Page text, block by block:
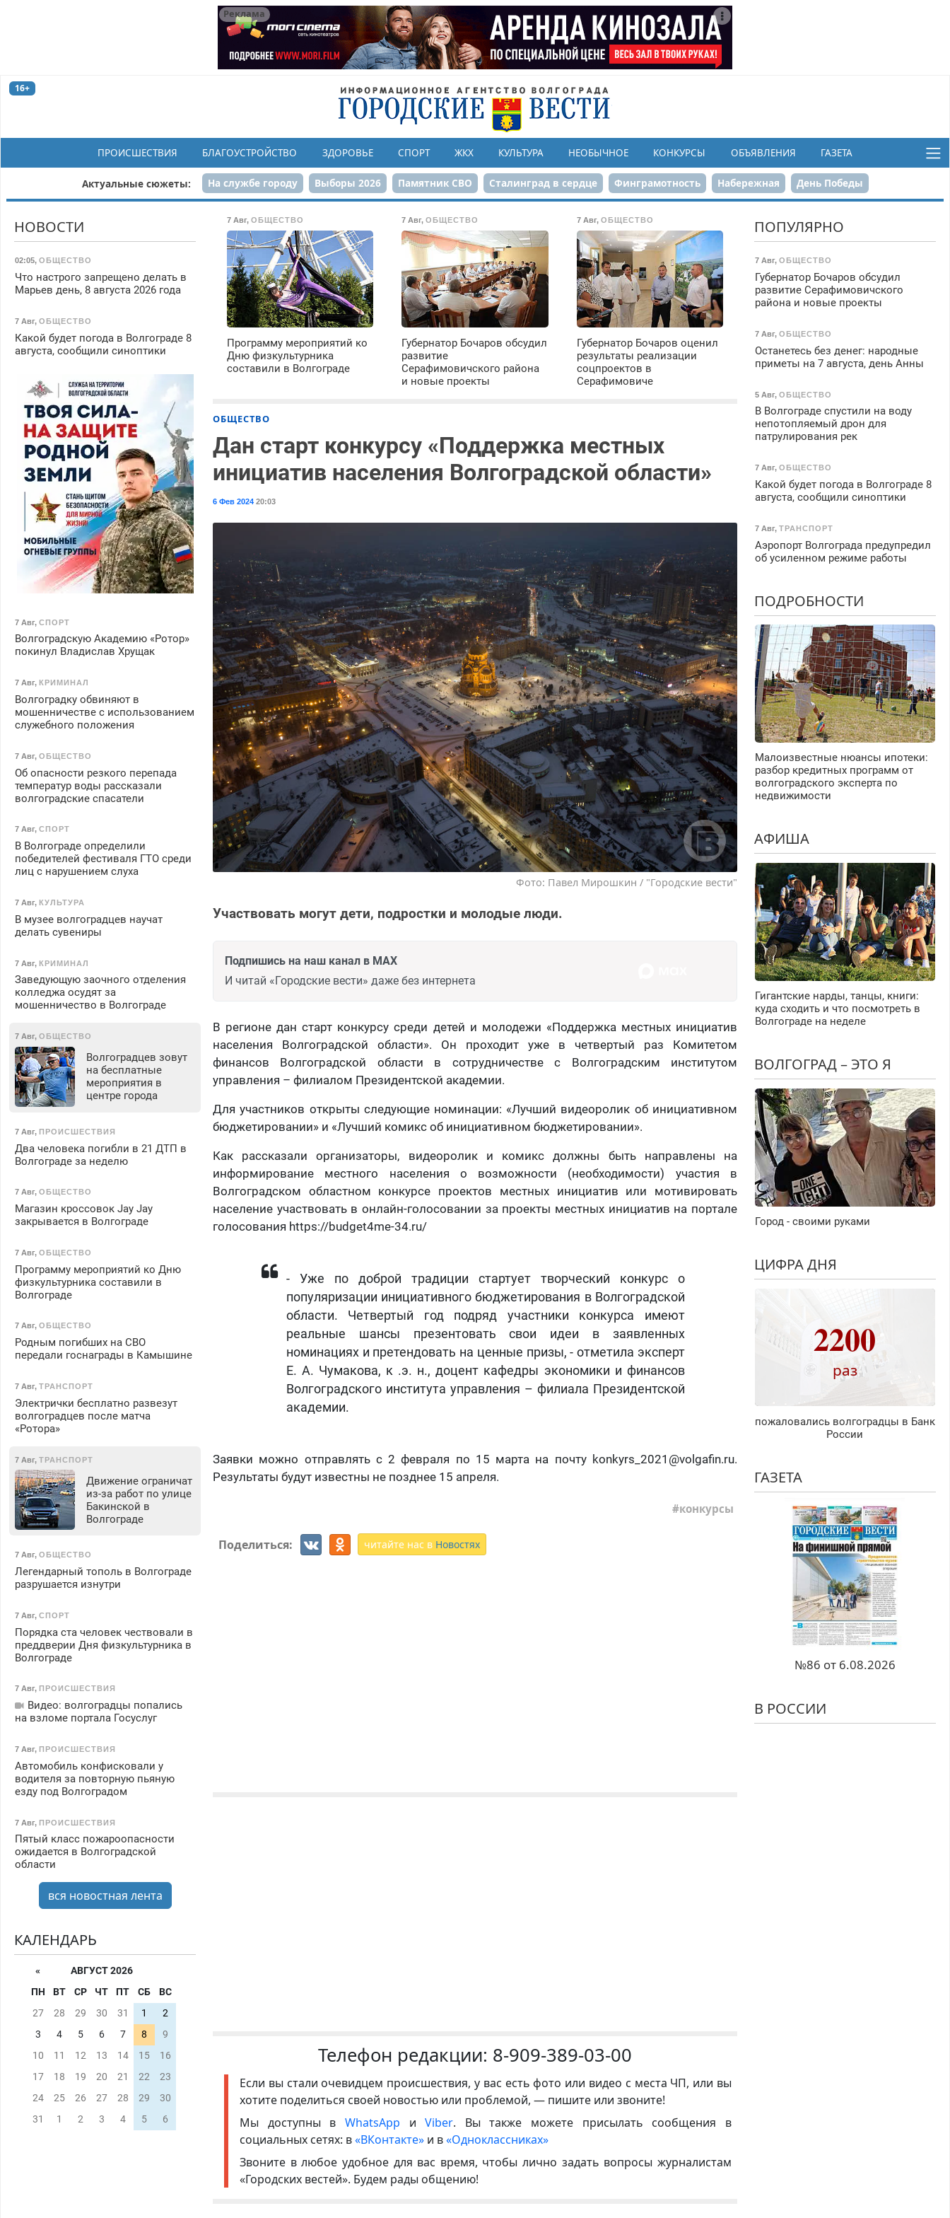
Реклама
16+
ПРОИСШЕСТВИЯ БЛАГОУСТРОЙСТВО ЗДОРОВЬЕ СПОРТ ЖКХ КУЛЬТУРА НЕОБЫЧНОЕ КОНКУРСЫ ОБЪЯВЛЕНИЯ ГАЗЕТА
Актуальные сюжеты: На службе городу Выборы 2026 Памятник СВО Сталинград в сердце Финграмотность Набережная День Победы
Реконструкция ЦПКиО 80-летие Победы Парк Героев-летчиков
7 Авг,ОБЩЕСТВО
Программу мероприятий ко
Дню физкультурника
составили в Волгограде
7 Авг,ОБЩЕСТВО
Губернатор Бочаров обсудил
развитие
Серафимовичского района
и новые проекты
7 Авг, ОБЩЕСТВО
Губернатор Бочаров оценил
результаты реализации
соцпроектов в
Серафимовиче
ОБЩЕСТВО
Дан старт конкурсу «Поддержка местных
инициатив населения Волгоградской области»
6 Фев 2024 20:03
Фото: Павел Мирошкин / "Городские вести"
Участвовать могут дети, подростки и молодые люди.
Подпишись на наш канал в MAX
И читай «Городские вести» даже без интернета
В регионе дан старт конкурсу среди детей и молодежи «Поддержка местных инициатив
населения Волгоградской области». Он проходит уже в четвертый раз Комитетом
финансов Волгоградской области в сотрудничестве с Волгоградским институтом
управления – филиалом Президентской академии.
Для участников открыты следующие номинации: «Лучший видеоролик об инициативном
бюджетировании» и «Лучший комикс об инициативном бюджетировании».
Как рассказали организаторы, видеоролик и комикс должны быть направлены на
информирование местного населения о возможности (необходимости) участия в
Волгоградском областном конкурсе проектов местных инициатив или мотивировать
население участвовать в онлайн-голосовании за проекты местных инициатив на портале
голосования https://budget4me-34.ru/
- Уже по доброй традиции стартует творческий конкурс о
популяризации инициативного бюджетирования в Волгоградской
области. Четвертый год подряд участники конкурса имеют
реальные шансы презентовать свои идеи в заявленных
номинациях и претендовать на ценные призы, - отметила эксперт
Е. А. Чумакова, к .э. н., доцент кафедры экономики и финансов
Волгоградского института управления – филиала Президентской
академии.
Заявки можно отправлять с 2 февраля по 15 марта на почту konkyrs_2021@volgafin.ru.
Результаты будут известны не позднее 15 апреля.
конкурсы
Поделиться: читайте нас в Новостях
Телефон редакции: 8-909-389-03-00
Если вы стали очевидцем происшествия, у вас есть фото или видео с места ЧП, или вы
хотите поделиться своей новостью или проблемой, — пишите или звоните!
Мы доступны в WhatsApp иViber. Вы также можете присылать сообщения в
социальных сетях: в«ВКонтакте» и в«Одноклассниках»
Звоните в любое удобное для вас время, чтобы лично задать вопросы журналистам
«Городских вестей». Будем рады общению!
НОВОСТИ
02:05, ОБЩЕСТВО
Что настрого запрещено делать в
Марьев день, 8 августа 2026 года
7 Авг, ОБЩЕСТВО
Какой будет погода в Волгограде 8
августа, сообщили синоптики
7 Авг, СПОРТ
Волгоградскую Академию «Ротор»
покинул Владислав Хрущак
7 Авг, КРИМИНАЛ
Волгоградку обвиняют в
мошенничестве с использованием
служебного положения
7 Авг, ОБЩЕСТВО
Об опасности резкого перепада
температур воды рассказали
волгоградские спасатели
7 Авг, СПОРТ
В Волгограде определили
победителей фестиваля ГТО среди
лиц с нарушением слуха
7 Авг, КУЛЬТУРА
В музее волгоградцев научат
делать сувениры
7 Авг, КРИМИНАЛ
Заведующую заочного отделения
колледжа осудят за
мошенничество в Волгограде
7 Авг, ОБЩЕСТВО
Волгоградцев зовут
на бесплатные
мероприятия в
центре города
7 Авг, ПРОИСШЕСТВИЯ
Два человека погибли в 21 ДТП в
Волгограде за неделю
7 Авг, ОБЩЕСТВО
Магазин кроссовок Jay Jay
закрывается в Волгограде
7 Авг, ОБЩЕСТВО
Программу мероприятий ко Дню
физкультурника составили в
Волгограде
7 Авг, ОБЩЕСТВО
Родным погибших на СВО
передали госнаграды в Камышине
7 Авг, ТРАНСПОРТ
Электрички бесплатно развезут
волгоградцев после матча
«Ротора»
7 Авг, ТРАНСПОРТ
Движение ограничат
из-за работ по улице
Бакинской в
Волгограде
7 Авг, ОБЩЕСТВО
Легендарный тополь в Волгограде
разрушается изнутри
7 Авг, СПОРТ
Порядка ста человек чествовали в
преддверии Дня физкультурника в
Волгограде
7 Авг, ПРОИСШЕСТВИЯ
Видео: волгоградцы попались
на взломе портала Госуслуг
7 Авг, ПРОИСШЕСТВИЯ
Автомобиль конфисковали у
водителя за повторную пьяную
езду под Волгоградом
7 Авг, ПРОИСШЕСТВИЯ
Пятый класс пожароопасности
ожидается в Волгоградской
области
вся новостная лента
КАЛЕНДАРЬ
«
АВГУСТ 2026
ПН
ВТ СР ЧТ ПТ СБ
ВС
27
28 29 30 31 1
2
3
4 5 6 7 8
9
10
11 12 13 14 15
16
17
18 19 20 21 22
23
24
25 26 27 28 29
30
31
1 2 3 4 5 6
ПОПУЛЯРНО
7 Авг, ОБЩЕСТВО
Губернатор Бочаров обсудил
развитие Серафимовичского
района и новые проекты
7 Авг, ОБЩЕСТВО
Останетесь без денег: народные
приметы на 7 августа, день Анны
5 Авг, ОБЩЕСТВО
В Волгограде спустили на воду
непотопляемый дрон для
патрулирования рек
7 Авг, ОБЩЕСТВО
Какой будет погода в Волгограде 8
августа, сообщили синоптики
7 Авг, ТРАНСПОРТ
Аэропорт Волгограда предупредил
об усиленном режиме работы
ПОДРОБНОСТИ
Малоизвестные нюансы ипотеки:
разбор кредитных программ от
волгоградского эксперта по
недвижимости
АФИША
Гигантские нарды, танцы, книги:
куда сходить и что посмотреть в
Волгограде на неделе
ВОЛГОГРАД – ЭТО Я
Город - своими руками
ЦИФРА ДНЯ
2200
раз
пожаловались волгоградцы в Банк
России
ГАЗЕТА
№86 от 6.08.2026
В РОССИИ